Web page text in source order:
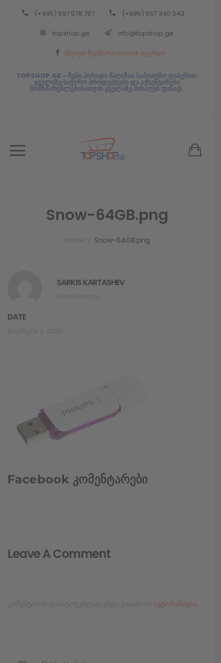
(+995) 597 578 787 (+995) 557 340 043
topshop.ge info@topshop.ge
ეწვიეთ ჩვენს Facebook გვერდს
TOPSHOP.GE – შენი პირადი მაღაზია საბითუმო ფასებით.
ყველაზე საჭირო პროდუქტები და აქსესუარები
მომხმარებლებისათვის ყველაზე მისაღებ ფასად.
Snow-64GB.png
Snow-64GB.png
SARKIS KARTASHEV
DATE
Facebook კომენტარები
Leave A Comment
ავტორიზაცია
Back